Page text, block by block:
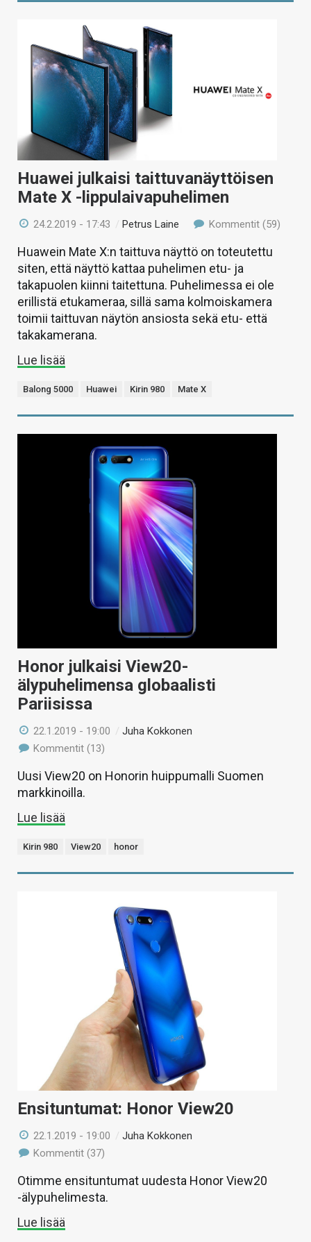
Huawei julkaisi taittuvanäyttöisen
Mate X -lippulaivapuhelimen
24.2.2019 - 17:43 /Petrus Laine Kommentit (59)
Huawein Mate X:n taittuva näyttö on toteutettu
siten, että näyttö kattaa puhelimen etu- ja
takapuolen kiinni taitettuna. Puhelimessa ei ole
erillistä etukameraa, sillä sama kolmoiskamera
toimii taittuvan näytön ansiosta sekä etu- että
takakamerana.
Lue lisää
Balong 5000 Huawei Kirin 980 Mate X
Honor julkaisi View20-
älypuhelimensa globaalisti
Pariisissa
22.1.2019 - 19:00 /Juha Kokkonen
Kommentit (13)
Uusi View20 on Honorin huippumalli Suomen
markkinoilla.
Lue lisää
Kirin 980 View20 honor
Ensituntumat: Honor View20
22.1.2019 - 19:00 /Juha Kokkonen
Kommentit (37)
Otimme ensituntumat uudesta Honor View20
-älypuhelimesta.
Lue lisää